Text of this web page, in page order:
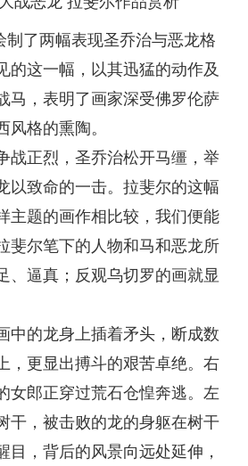
了两幅表现圣乔治与恶龙格
的这一幅，以其迅猛的动作及
马，表明了画家深受佛罗伦萨
格的熏陶。
正烈，圣乔治松开马缰，举
以致命的一击。拉斐尔的这幅
主题的画作相比较，我们便能
斐尔笔下的人物和马和恶龙所
、逼真；反观乌切罗的画就显
的龙身上插着矛头，断成数
，更显出搏斗的艰苦卓绝。右
女郎正穿过荒石仓惶奔逃。左
干，被击败的龙的身躯在树干
目，背后的风景向远处延伸，